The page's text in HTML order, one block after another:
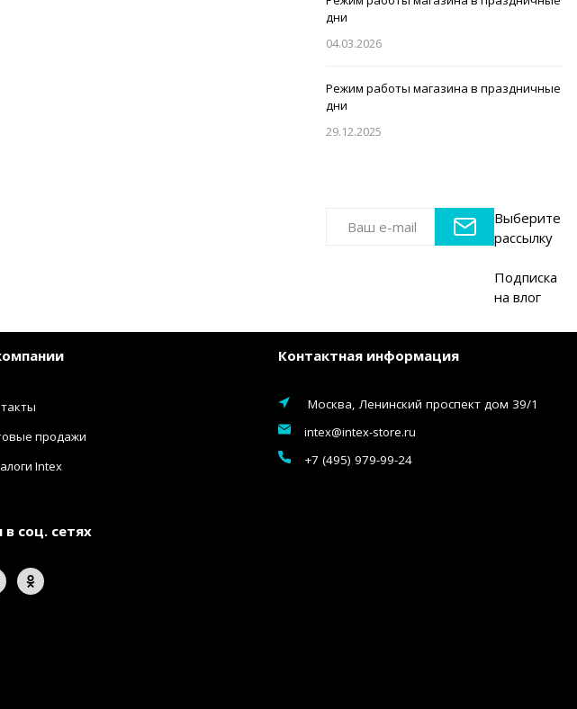
дни
04.03.2026
Режим работы магазина в праздничные
дни
29.12.2025
Выберите
рассылку
Подписка
на влог
продажи
Intex
соц. сетях
Контактная информация
Москва, Ленинский проспект дом 39/1
intex@intex-store.ru
+7 (495) 979-99-24